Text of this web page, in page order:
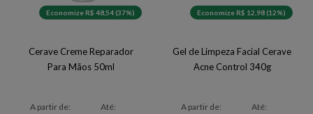
Economize R$ 48,54 (37%)
Cerave Creme Reparador
Para Mãos 50ml
A partir de:
Até:
Economize R$ 12,98 (12%)
Gel de Limpeza Facial Cerave
Acne Control 340g
A partir de:
Até: